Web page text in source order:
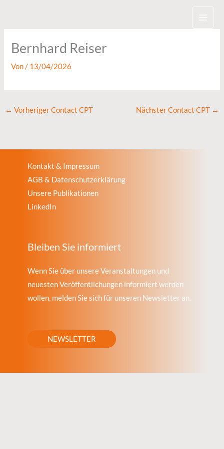
Bernhard Reiser
Von/ 13/04/2026
← Vorheriger Contact CPT Nächster Contact CPT →
Kontakt & Impressum
AGB & Datenschutzerklärung
Unsere Publikationen
LinkedIn
Bleiben Sie informiert
Wenn Sie über unsere Veranstaltungen und
neuesten Veröffentlichungen informiert werden
wollen, melden Sie sich für unseren Newsletter an.
NEWSLETTER